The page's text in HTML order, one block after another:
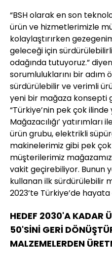
“BSH olarak en son
ürün ve hizmetlerimizle
kolaylaştırırken
geleceği için
odağında tutuyoruz.”
sorumluluklarını bir adım
sürdürülebilir ve verimli
yeni bir mağaza konsepti
“Türkiye’nin pek çok ilinde
Mağazacılığı’
ürün grubu, elektrikli
makinelerimiz gibi pek
müşterilerimiz
vakit geçirebiliyor. Bunun
kullanan ilk sürdürülebilir
2023’te Türkiye’de hayata
HEDEF 2030'A KADAR
50'SİNİ GERİ
MALZEMELERDEN